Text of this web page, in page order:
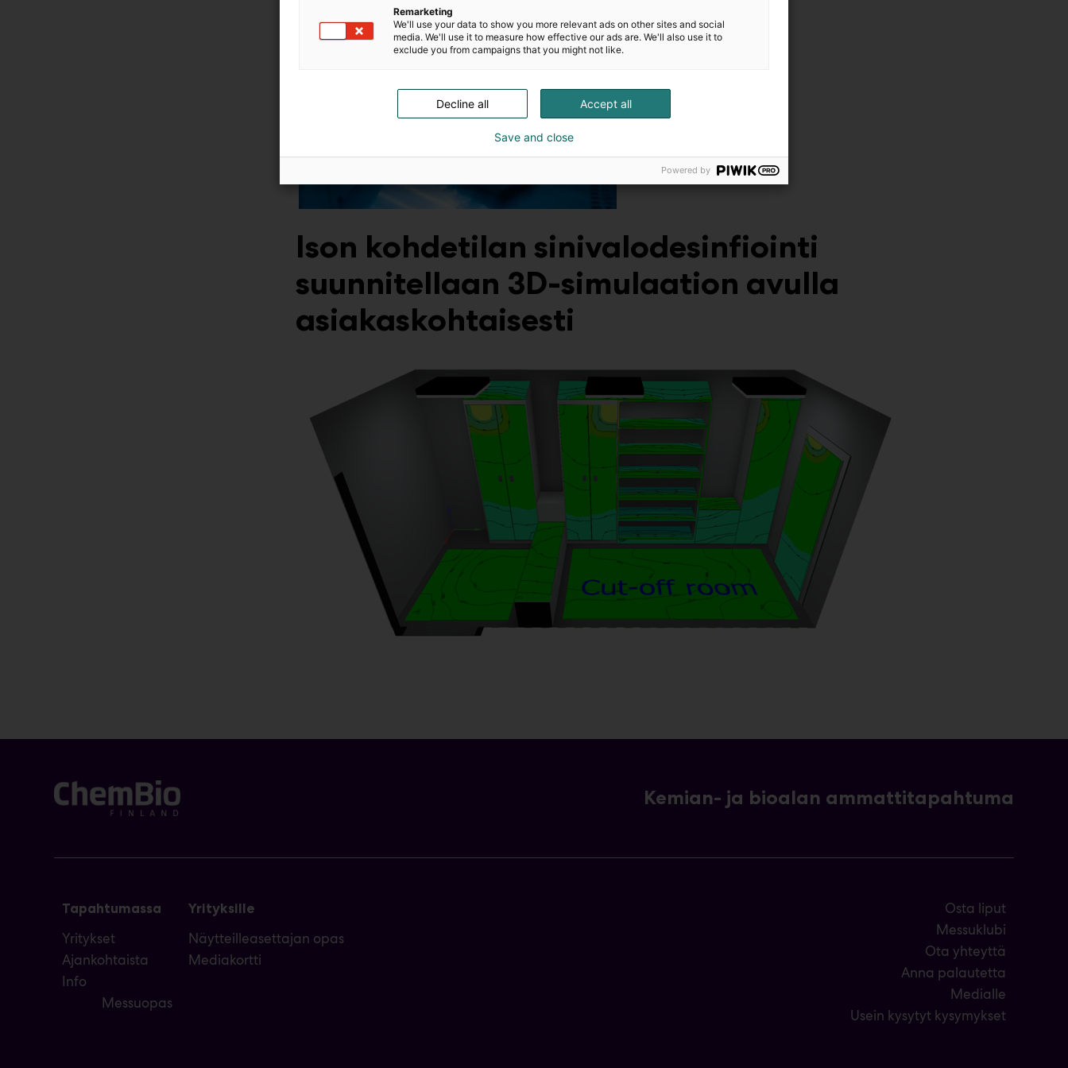
Ison kohdetilan sinivalodesinfiointi
suunnitellaan 3D-simulaation avulla
asiakaskohtaisesti
Kemian- ja bioalan ammattitapahtuma
Tapahtumassa
Yritykset
Ajankohtaista
Info
Messuopas
Yrityksille
Näytteilleasettajan opas
Mediakortti
Osta liput
Messuklubi
Ota yhteyttä
Anna palautetta
Medialle
Usein kysytyt kysymykset
Remarketing
We'll use your data to show you more relevant ads on other sites and social
media. We'll use it to measure how effective our ads are. We'll also use it to
exclude you from campaigns that you might not like.
Accept all
Decline all
Save and close
Powered by